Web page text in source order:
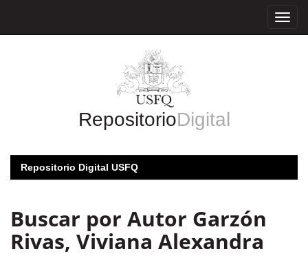
RepositorioDigital
Repositorio Digital USFQ
Buscar por Autor Garzón
Rivas, Viviana Alexandra